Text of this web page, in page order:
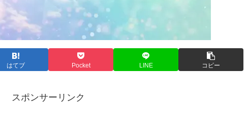
はてブ Pocket LINE コピー
スポンサーリンク